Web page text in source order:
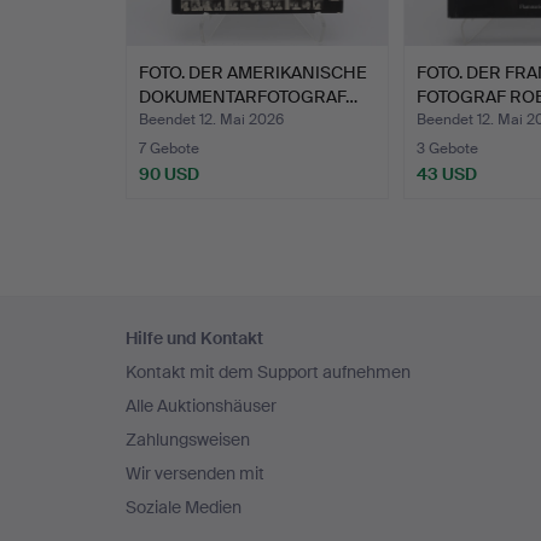
FOTO. DER AMERIKANISCHE
DOKUMENTARFOTOGRAF…
Beendet 12. Mai 2026
7 Gebote
90 USD
FOTO. DER
FOTOGRAF
Beendet 12. Mai
3 Gebote
43 USD
Navigation
Hilfe und Kontakt
Kontakt mit dem Support aufnehmen
Alle Auktionshäuser
Zahlungsweisen
Wir versenden mit
Soziale Medien